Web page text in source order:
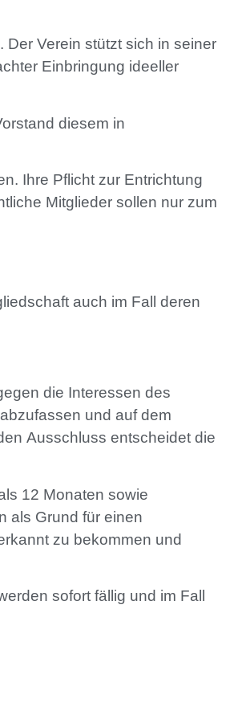
Verein stützt sich in seiner
Einbringung ideeller
diesem in
Ihre Pflicht zur Entrichtung
Mitglieder sollen nur zum
auch im Fall deren
die Interessen des
und auf dem
Ausschluss entscheidet die
12 Monaten sowie
als Grund für einen
zu bekommen und
sofort fällig und im Fall